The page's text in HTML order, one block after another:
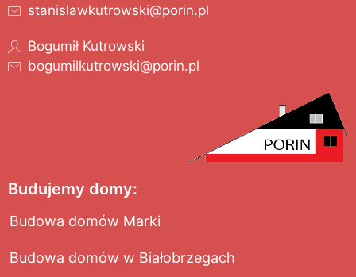
stanislawkutrowski@porin.pl
Bogumił Kutrowski
bogumilkutrowski@porin.pl
Budujemy domy:
Budowa domów Marki
Budowa domów w Białobrzegach